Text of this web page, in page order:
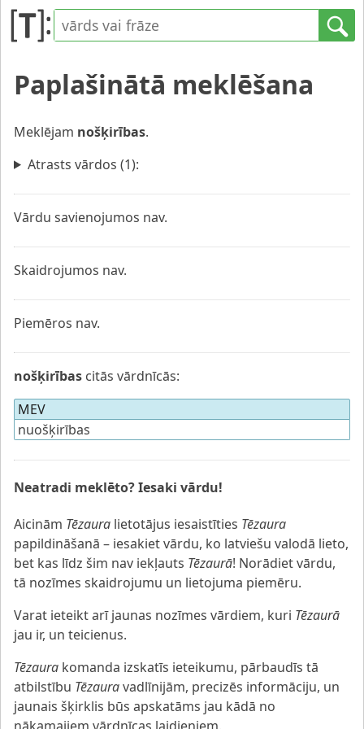
Paplašinātā meklēšana
Meklējam nošķirības.
Atrasts vārdos (1):
Vārdu savienojumos nav.
Skaidrojumos nav.
Piemēros nav.
nošķirības citās vārdnīcās:
MEV
nuošķirības
Neatradi meklēto? Iesaki vārdu!
Aicinām Tēzaura lietotājus iesaistīties Tēzaura
papildināšanā – iesakiet vārdu, ko latviešu valodā lieto,
bet kas līdz šim nav iekļauts Tēzaurā! Norādiet vārdu,
tā nozīmes skaidrojumu un lietojuma piemēru.
Varat ieteikt arī jaunas nozīmes vārdiem, kuri Tēzaurā
jau ir, un teicienus.
Tēzaura komanda izskatīs ieteikumu, pārbaudīs tā
atbilstību Tēzauravadlīnijām, precizēs informāciju, un
jaunais šķirklis būs apskatāms jau kādā no